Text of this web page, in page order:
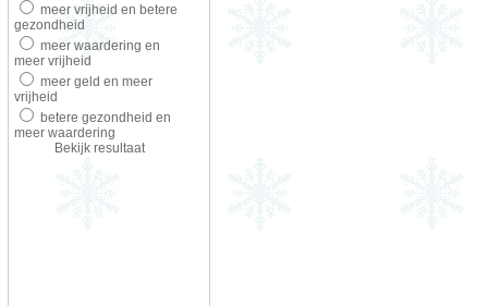
meer vrijheid en betere
gezondheid
meer waardering en
meer vrijheid
meer geld en meer
vrijheid
betere gezondheid en
meer waardering
Bekijk resultaat